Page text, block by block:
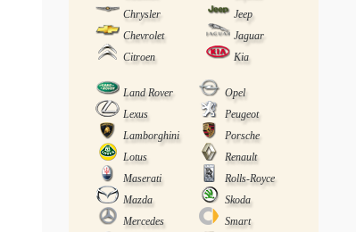
Chrysler
Jeep
Chevrolet
Jaguar
Citroen
Kia
Land Rover
Opel
Lexus
Peugeot
Lamborghini
Porsche
Lotus
Renault
Maserati
Rolls-Royce
Mazda
Skoda
Mercedes
Smart